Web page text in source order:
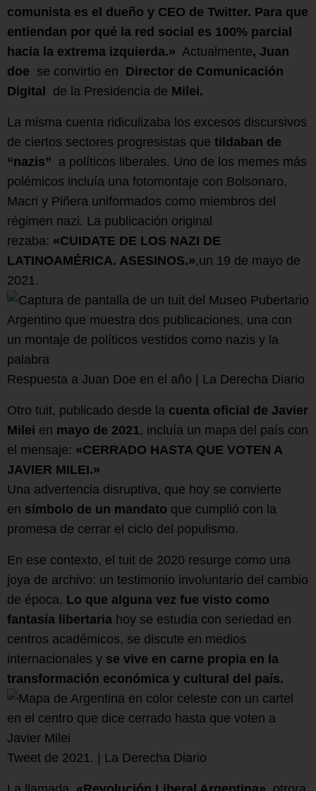
comunista es el dueño y CEO de Twitter. Para que
entiendan por qué la red social es 100% parcial
hacia la extrema izquierda.» Actualmente, Juan
doe se convirtio en Director de Comunicación
Digital
de la Presidencia de Milei.
La misma cuenta ridiculizaba los excesos discursivos
de ciertos sectores progresistas que tildaban de
“nazis” a políticos liberales. Uno de los memes más
polémicos incluía una fotomontaje con Bolsonaro,
Macri y Piñera uniformados como miembros del
régimen nazi. La publicación original
rezaba: «CUIDATE DE LOS NAZI DE
LATINOAMÉRICA. ASESINOS.»,un 19 de mayo de
2021.
Respuesta a Juan Doe en el año | La Derecha Diario
Otro tuit, publicado desde la cuenta oficial de Javier
Milei en mayo de 2021, incluía un mapa del país con
el mensaje: «CERRADO HASTA QUE VOTEN A
JAVIER MILEI.»
Una advertencia disruptiva, que hoy se convierte
en símbolo de un mandato que cumplió con la
promesa de cerrar el ciclo del populismo.
En ese contexto, el tuit de 2020 resurge como una
joya de archivo: un testimonio involuntario del cambio
de época. Lo que alguna vez fue visto como
fantasía libertaria hoy se estudia con seriedad en
centros académicos, se discute en medios
internacionales y se vive en carne propia en la
transformación económica y cultural del país.
Tweet de 2021. | La Derecha Diario